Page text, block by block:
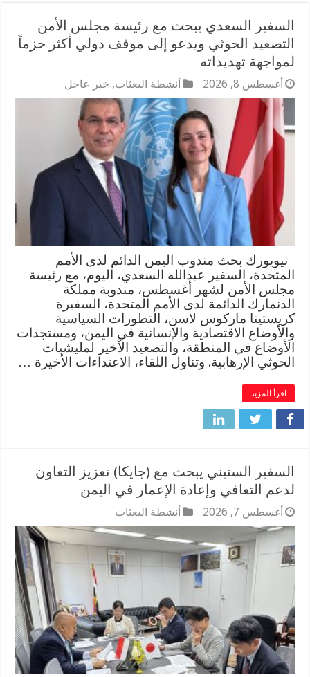
السفير السعدي يبحث مع رئيسة مجلس الأمن
التصعيد الحوثي ويدعو إلى موقف دولي أكثر حزماً
لمواجهة تهديداته
أغسطس 8, 2026 أنشطة البعثات, خبر عاجل
نيويورك بحث مندوب اليمن الدائم لدى الأمم
المتحدة، السفير عبدالله السعدي، اليوم، مع رئيسة
مجلس الأمن لشهر أغسطس، مندوبة مملكة
الدنمارك الدائمة لدى الأمم المتحدة، السفيرة
كريستينا ماركوس لاسن، التطورات السياسية
والأوضاع الاقتصادية والإنسانية في اليمن، ومستجدات
الأوضاع في المنطقة، والتصعيد الأخير لمليشيات
الحوثي الإرهابية. وتناول اللقاء، الاعتداءات الأخيرة …
اقرأ المزيد
السفير السنيني يبحث مع (جايكا) تعزيز التعاون
لدعم التعافي وإعادة الإعمار في اليمن
أغسطس 7, 2026 أنشطة البعثات